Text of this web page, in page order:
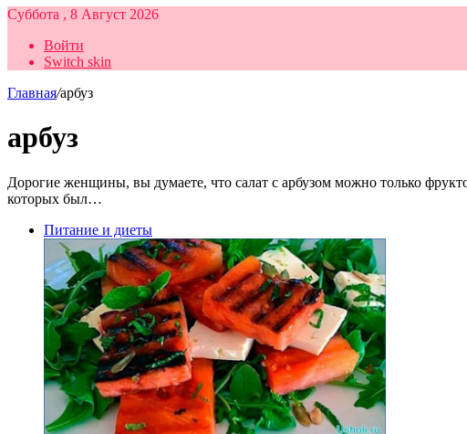
Суббота , 8 Август 2026
Войти
Switch skin
Главная/арбуз
арбуз
Дорогие женщины, вы думаете, что салат с арбузом можно только
которых был…
Питание и диеты